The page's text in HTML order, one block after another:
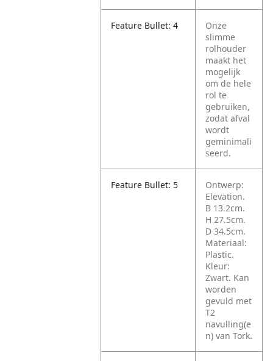
Feature Bullet: 4
Onze
slimme
rolhouder
maakt het
mogelijk
om de hele
rol te
gebruiken,
zodat afval
wordt
geminimali
seerd.
Feature Bullet: 5
Ontwerp:
Elevation.
B 13.2cm.
H 27.5cm.
D 34.5cm.
Materiaal:
Plastic.
Kleur:
Zwart. Kan
worden
gevuld met
T2
navulling(e
n) van Tork.